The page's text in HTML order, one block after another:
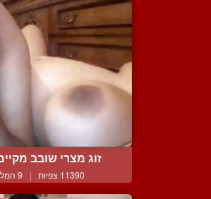
זוג מצרי שובב
11390 צפיות | 9 המלצות